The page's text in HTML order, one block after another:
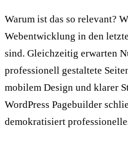
Warum ist das so relevant?
Webentwicklung in den
sind. Gleichzeitig erwarten
professionell gestaltete
mobilem Design und klarer
WordPress Pagebuilder
demokratisiert